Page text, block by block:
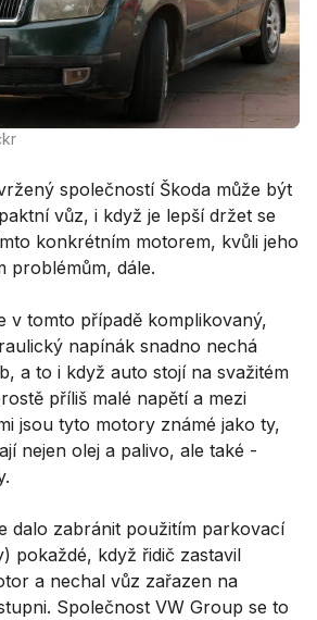
společností Škoda může být
vůz, i když je lepší držet se
konkrétním motorem, kvůli jeho
problémům, dále.
v tomto případě komplikovaný,
napínák snadno nechá
a to i když auto stojí na svažitém
příliš malé napětí a mezi
jsou tyto motory známé jako ty,
nejen olej a palivo, ale také -
dalo zabránit použitím parkovací
pokaždé, když řidič zastavil
a nechal vůz zařazen na
Společnost VW Group se to